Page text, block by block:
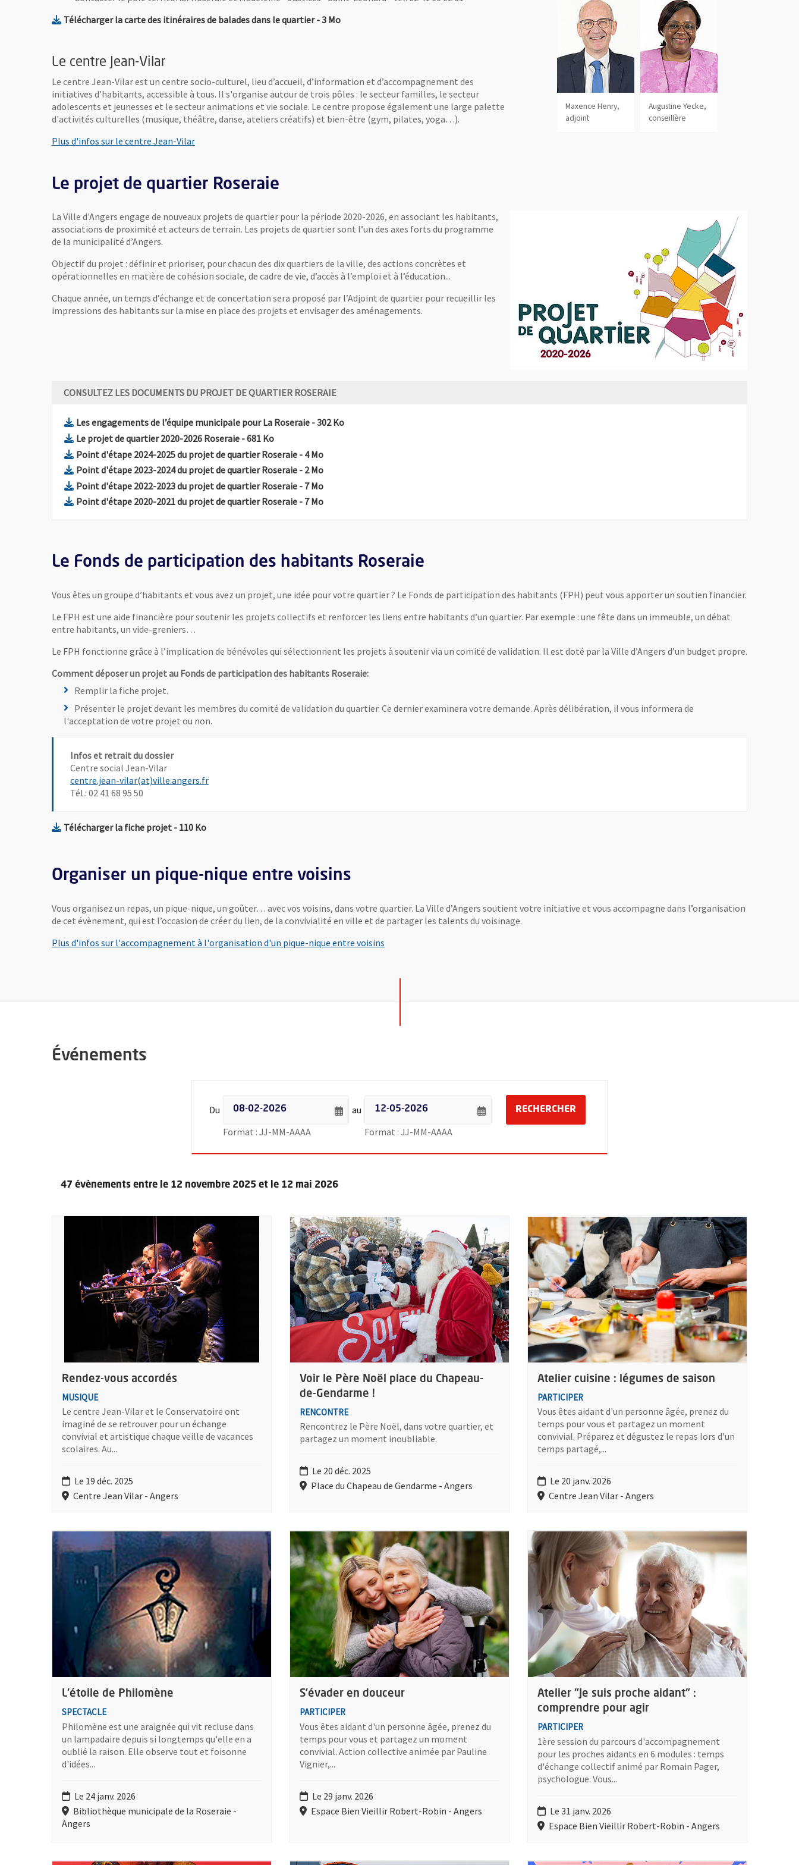
Télécharger la carte des itinéraires de balades dans le quartier, Fichier au format Pdf
- 3 Mo, Ouvre une nouvelle fenêtre
Le centre Jean-Vilar
Le centre Jean-Vilar est un centre socio-culturel, lieu d’accueil, d’information et d’accompagnement des
initiatives d’habitants, accessible à tous. Il s'organise autour de trois pôles : le secteur familles, le secteur
adolescents et jeunesses et le secteur animations et vie sociale. Le centre propose également une large palette
d'activités culturelles (musique, théâtre, danse, ateliers créatifs) et bien-être (gym, pilates, yoga…).
Plus d'infos sur le centre Jean-Vilar
Maxence Henry,
adjoint
Augustine Yecke,
conseillère
Le projet de quartier Roseraie
La Ville d'Angers engage de nouveaux projets de quartier pour la période 2020-2026, en associant les habitants,
associations de proximité et acteurs de terrain. Les projets de quartier sont l’un des axes forts du programme
de la municipalité d’Angers.
Objectif du projet : définir et prioriser, pour chacun des dix quartiers de la ville, des actions concrètes et
opérationnelles en matière de cohésion sociale, de cadre de vie, d’accès à l’emploi et à l’éducation...
Chaque année, un temps d’échange et de concertation sera proposé par l’Adjoint de quartier pour recueillir les
impressions des habitants sur la mise en place des projets et envisager des aménagements.
CONSULTEZ LES DOCUMENTS DU PROJET DE QUARTIER ROSERAIE
Les engagements de l’équipe municipale pour La Roseraie, Fichier au format Pdf
- 302 Ko, Ouvre une nouvelle fenêtre
Le projet de quartier 2020-2026 Roseraie, Fichier au format Pdf
- 681 Ko, Ouvre une nouvelle fenêtre
Point d'étape 2024-2025 du projet de quartier Roseraie, Fichier au format Pdf
- 4 Mo, Ouvre une nouvelle fenêtre
Point d'étape 2023-2024 du projet de quartier Roseraie, Fichier au format Pdf
- 2 Mo, Ouvre une nouvelle fenêtre
Point d'étape 2022-2023 du projet de quartier Roseraie, Fichier au format Pdf
- 7 Mo, Ouvre une nouvelle fenêtre
Point d'étape 2020-2021 du projet de quartier Roseraie, Fichier au format Pdf
- 7 Mo, Ouvre une nouvelle fenêtre
Le Fonds de participation des habitants Roseraie
Vous êtes un groupe d’habitants et vous avez un projet, une idée pour votre quartier ? Le Fonds de participation des habitants (FPH) peut vous apporter un soutien financier.
Le FPH est une aide financière pour soutenir les projets collectifs et renforcer les liens entre habitants d’un quartier. Par exemple : une fête dans un immeuble, un débat
entre habitants, un vide-greniers…
Le FPH fonctionne grâce à l’implication de bénévoles qui sélectionnent les projets à soutenir via un comité de validation. Il est doté par la Ville d’Angers d’un budget propre.
Comment déposer un projet au Fonds de participation des habitants Roseraie:
Remplir la fiche projet.
Présenter le projet devant les membres du comité de validation du quartier. Ce dernier examinera votre demande. Après délibération, il vous informera de
l'acceptation de votre projet ou non.
Infos et retrait du dossier
Centre social Jean-Vilar
centre.jean-vilar(at)ville.angers.fr, Ouvre une nouvelle fenêtre
Tél.: 02 41 68 95 50
Télécharger la fiche projet, Fichier au format Pdf
- 110 Ko, Ouvre une nouvelle fenêtre
Organiser un pique-nique entre voisins
Vous organisez un repas, un pique-nique, un goûter… avec vos voisins, dans votre quartier. La Ville d’Angers soutient votre initiative et vous accompagne dans l’organisation
de cet évènement, qui est l’occasion de créer du lien, de la convivialité en ville et de partager les talents du voisinage.
Plus d'infos sur l'accompagnement à l'organisation d'un pique-nique entre voisins
Événements
Du Filtrer les événements par date - Date de début
Format : JJ-MM-AAAA Saisie de date au format jour sur 2 chiffres, tiret de la touche 6, mois sur 2 chiffres, tiret de la touche 6, année sur 4 chiffres
au Filtrer les événements par date - Date de fin
Format : JJ-MM-AAAA
RECHERCHER
47 évènements entre le 12 novembre 2025 et le 12 mai 2026
Rendez-vous accordés
MUSIQUE
Le centre Jean-Vilar et le Conservatoire ont
imaginé de se retrouver pour un échange
convivial et artistique chaque veille de vacances
scolaires. Au...
Le 19 déc. 2025
Centre Jean Vilar - Angers
Plus d'information sur l'évènement : Rendez-vous accordés
Voir le Père Noël place du Chapeau-
de-Gendarme !
RENCONTRE
Rencontrez le Père Noël, dans votre quartier, et
partagez un moment inoubliable.
Le 20 déc. 2025
Place du Chapeau de Gendarme - Angers
Plus d'information sur l'évènement : Voir le Père Noël place du Chapeau-de-Gendarme !
Atelier cuisine : légumes de saison
PARTICIPER
Vous êtes aidant d'un personne âgée, prenez du
temps pour vous et partagez un moment
convivial. Préparez et dégustez le repas lors d'un
temps partagé,...
Le 20 janv. 2026
Centre Jean Vilar - Angers
Plus d'information sur l'évènement : Atelier cuisine : légumes de
L'étoile de Philomène
SPECTACLE
Philomène est une araignée qui vit recluse dans
un lampadaire depuis si longtemps qu'elle en a
oublié la raison. Elle observe tout et foisonne
d'idées...
Le 24 janv. 2026
Bibliothèque municipale de la Roseraie -
Angers
Plus d'information sur l'évènement : L'étoile de Philomène
S’évader en douceur
PARTICIPER
Vous êtes aidant d'un personne âgée, prenez du
temps pour vous et partagez un moment
convivial. Action collective animée par Pauline
Vignier,...
Le 29 janv. 2026
Espace Bien Vieillir Robert-Robin - Angers
Plus d'information sur l'évènement : S’évader en douceur
Atelier "Je suis proche aidant" :
comprendre pour agir
PARTICIPER
1ère session du parcours d'accompagnement
pour les proches aidants en 6 modules : temps
d'échange collectif animé par Romain Pager,
psychologue. Vous...
Le 31 janv. 2026
Espace Bien Vieillir Robert-Robin - Angers
Plus d'information sur l'évènement : Atelier "Je suis proche